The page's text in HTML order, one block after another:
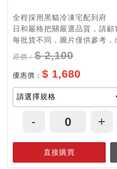
全程採用黑貓冷凍宅配到府
日和嚴格把關嚴選品質，請顧
每批貨不同，圖片僅供參考，
原價：$ 2,100
優惠價： $ 1,680
- +